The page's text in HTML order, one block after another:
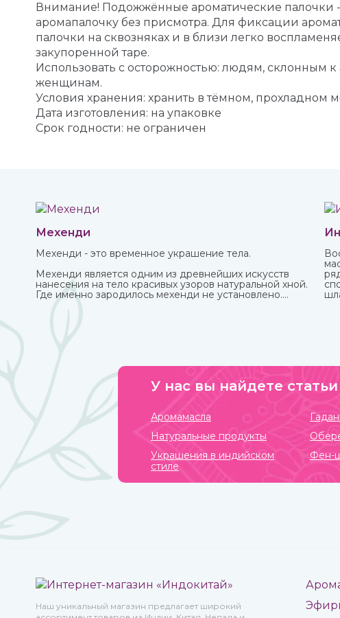
Внимание! Подожжённые ароматические палочки -
аромапалочку без присмотра. Для фиксации
палочки на сквозняках и в близи легко
закупоренной таре.
Использовать с осторожностью: людям,
женщинам.
Условия хранения: хранить в тёмном, прохладном
Дата изготовления: на упаковке
Срок годности: не ограничен
Мехенди
Мехенди - это временное украшение тела.
Мехенди является одним из древнейших искусств
нанесения на тело красивых узоров натуральной хной.
Где именно зародилось мехенди не установлено.
Многими веками росписью хной занимались народы
разных стран и континентов, которые привносили в
нее свои культурные традиции.
У нас вы найдете
Аромамасла
Натуральные продукты
Украшения в индийском
стиле
Фен-
Наш уникальный магазин предлагает широкий